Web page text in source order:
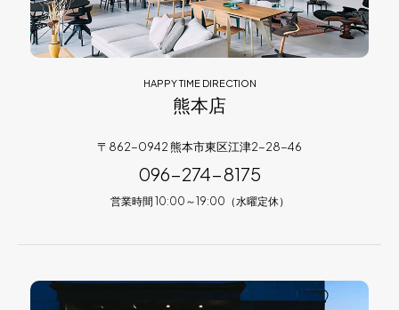
HAPPY TIME DIRECTION
熊本店
〒862-0942 熊本市東区江津2-28-46
096-274-8175
営業時間 10:00～19:00（水曜定休）